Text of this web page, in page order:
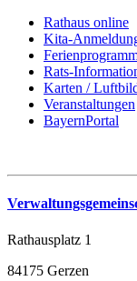
Rathaus online
Kita-
Rats-
Karten /
Veranstaltungen
BayernPortal
Rathausplatz 1
84175 Gerzen